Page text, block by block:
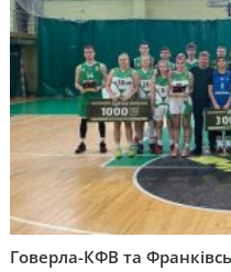
Говерла-КФВ та